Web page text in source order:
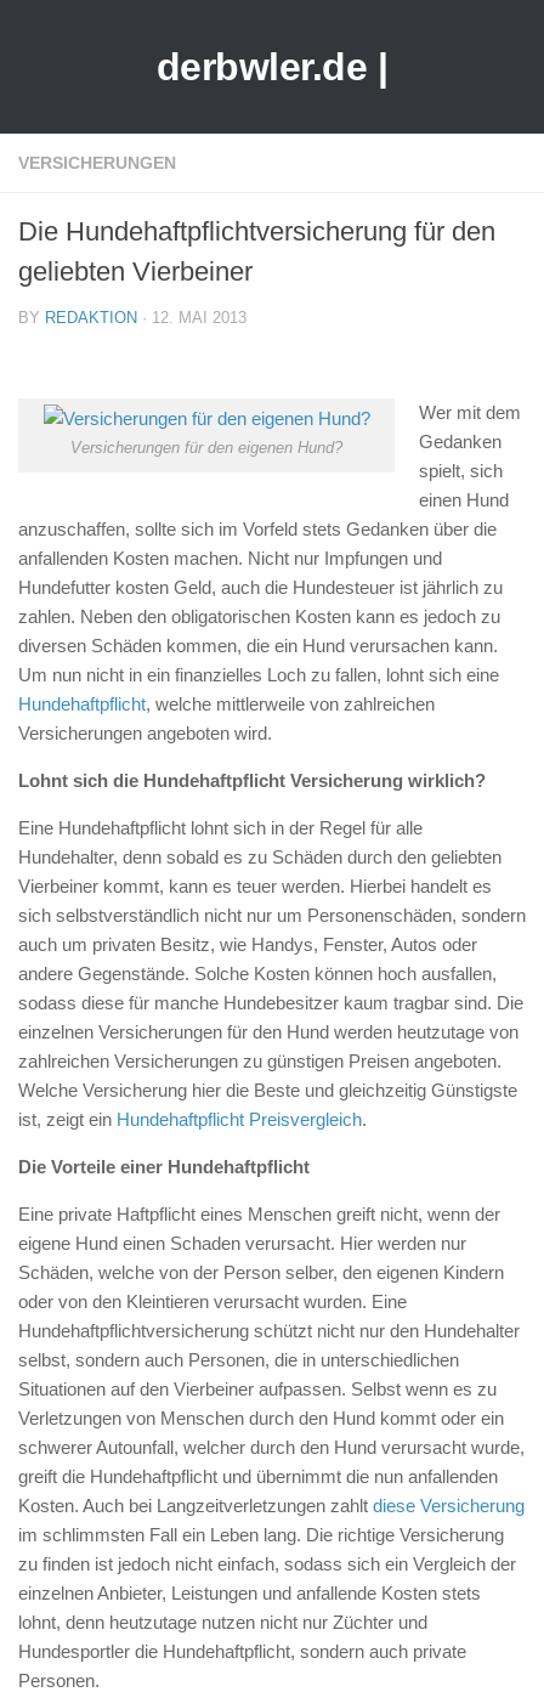
derbwler.de |
VERSICHERUNGEN
Die Hundehaftpflichtversicherung für den
geliebten Vierbeiner
BY REDAKTION · 12. MAI 2013
Versicherungen für den eigenen Hund?
Wer mit dem
Gedanken
spielt, sich
einen Hund
anzuschaffen, sollte sich im Vorfeld stets Gedanken über die
anfallenden Kosten machen. Nicht nur Impfungen und
Hundefutter kosten Geld, auch die Hundesteuer ist jährlich zu
zahlen. Neben den obligatorischen Kosten kann es jedoch zu
diversen Schäden kommen, die ein Hund verursachen kann.
Um nun nicht in ein finanzielles Loch zu fallen, lohnt sich eine
Hundehaftpflicht, welche mittlerweile von zahlreichen
Versicherungen angeboten wird.
Lohnt sich die Hundehaftpflicht Versicherung wirklich?
Eine Hundehaftpflicht lohnt sich in der Regel für alle
Hundehalter, denn sobald es zu Schäden durch den geliebten
Vierbeiner kommt, kann es teuer werden. Hierbei handelt es
sich selbstverständlich nicht nur um Personenschäden, sondern
auch um privaten Besitz, wie Handys, Fenster, Autos oder
andere Gegenstände. Solche Kosten können hoch ausfallen,
sodass diese für manche Hundebesitzer kaum tragbar sind. Die
einzelnen Versicherungen für den Hund werden heutzutage von
zahlreichen Versicherungen zu günstigen Preisen angeboten.
Welche Versicherung hier die Beste und gleichzeitig Günstigste
ist, zeigt ein Hundehaftpflicht Preisvergleich.
Die Vorteile einer Hundehaftpflicht
Eine private Haftpflicht eines Menschen greift nicht, wenn der
eigene Hund einen Schaden verursacht. Hier werden nur
Schäden, welche von der Person selber, den eigenen Kindern
oder von den Kleintieren verursacht wurden. Eine
Hundehaftpflichtversicherung schützt nicht nur den Hundehalter
selbst, sondern auch Personen, die in unterschiedlichen
Situationen auf den Vierbeiner aufpassen. Selbst wenn es zu
Verletzungen von Menschen durch den Hund kommt oder ein
schwerer Autounfall, welcher durch den Hund verursacht wurde,
greift die Hundehaftpflicht und übernimmt die nun anfallenden
Kosten. Auch bei Langzeitverletzungen zahlt diese Versicherung
im schlimmsten Fall ein Leben lang. Die richtige Versicherung
zu finden ist jedoch nicht einfach, sodass sich ein Vergleich der
einzelnen Anbieter, Leistungen und anfallende Kosten stets
lohnt, denn heutzutage nutzen nicht nur Züchter und
Hundesportler die Hundehaftpflicht, sondern auch private
Personen.